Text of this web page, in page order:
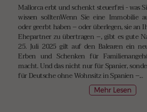
Mallorca erbt und schenkt steuerfrei - was
wissen solltenWenn Sie eine Immobilie
oder geerbt haben – oder überlegen, sie an
Ehepartner zu übertragen –, gibt es gute
25. Juli 2025 gilt auf den Balearen ein
Erben und Schenken für
macht. Und das nicht nur für Spanier,
für Deutsche ohne Wohnsitz in Spanien –...
Mehr Lesen